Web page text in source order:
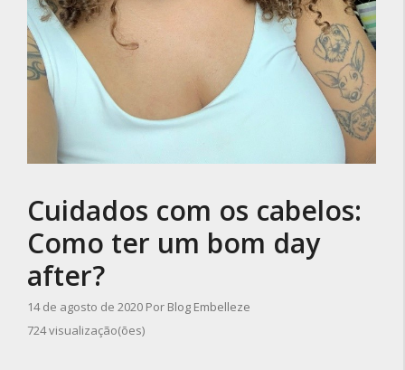
Cuidados com os cabelos:
Como ter um bom day
after?
14 de agosto de 2020 Por Blog Embelleze
724 visualização(ões)